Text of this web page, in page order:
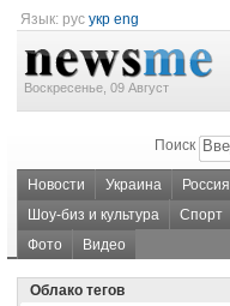
Язык: рус укр eng
Воскресенье, 09 Август
Поиск
Новости Украина Россия
Шоу-биз и культура
Спорт
Фото
Видео
Облако тегов